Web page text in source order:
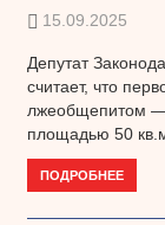
15.09.2025
Депутат
считает, что
лжеобщепитом
площадью 50
ПОДРОБНЕЕ